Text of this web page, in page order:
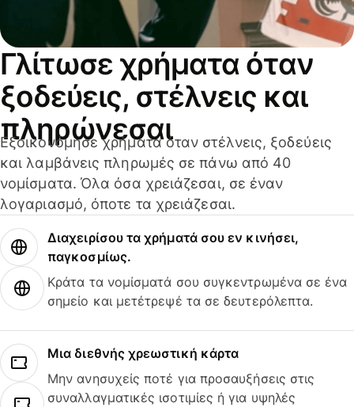
Γλίτωσε χρήματα όταν
ξοδεύεις, στέλνεις και
πληρώνεσαι
Εξοικονόμησε χρήματα όταν στέλνεις, ξοδεύεις
και λαμβάνεις πληρωμές σε πάνω από 40
νομίσματα. Όλα όσα χρειάζεσαι, σε έναν
λογαριασμό, όποτε τα χρειάζεσαι.
Διαχειρίσου τα χρήματά σου εν κινήσει,
παγκοσμίως.
Κράτα τα νομίσματά σου συγκεντρωμένα σε ένα
σημείο και μετέτρεψέ τα σε δευτερόλεπτα.
Μια διεθνής χρεωστική κάρτα
Μην ανησυχείς ποτέ για προσαυξήσεις στις
συναλλαγματικές ισοτιμίες ή για υψηλές